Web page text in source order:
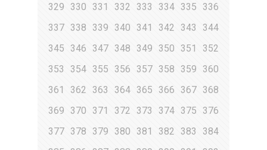
329
330 331 332 333 334 335
336
337 338 339 340 341 342 343
344
345
346 347 348 349 350 351
352
353
354 355 356 357 358 359 360
361
362 363 364 365 366 367 368
369
370 371 372 373 374 375 376
377 378 379 380 381 382 383
384